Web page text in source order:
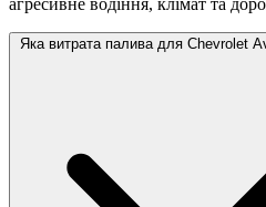
агресивне водіння, клімат та
Яка витрата палива для Chevrolet